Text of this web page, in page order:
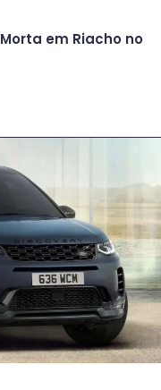
em Riacho no